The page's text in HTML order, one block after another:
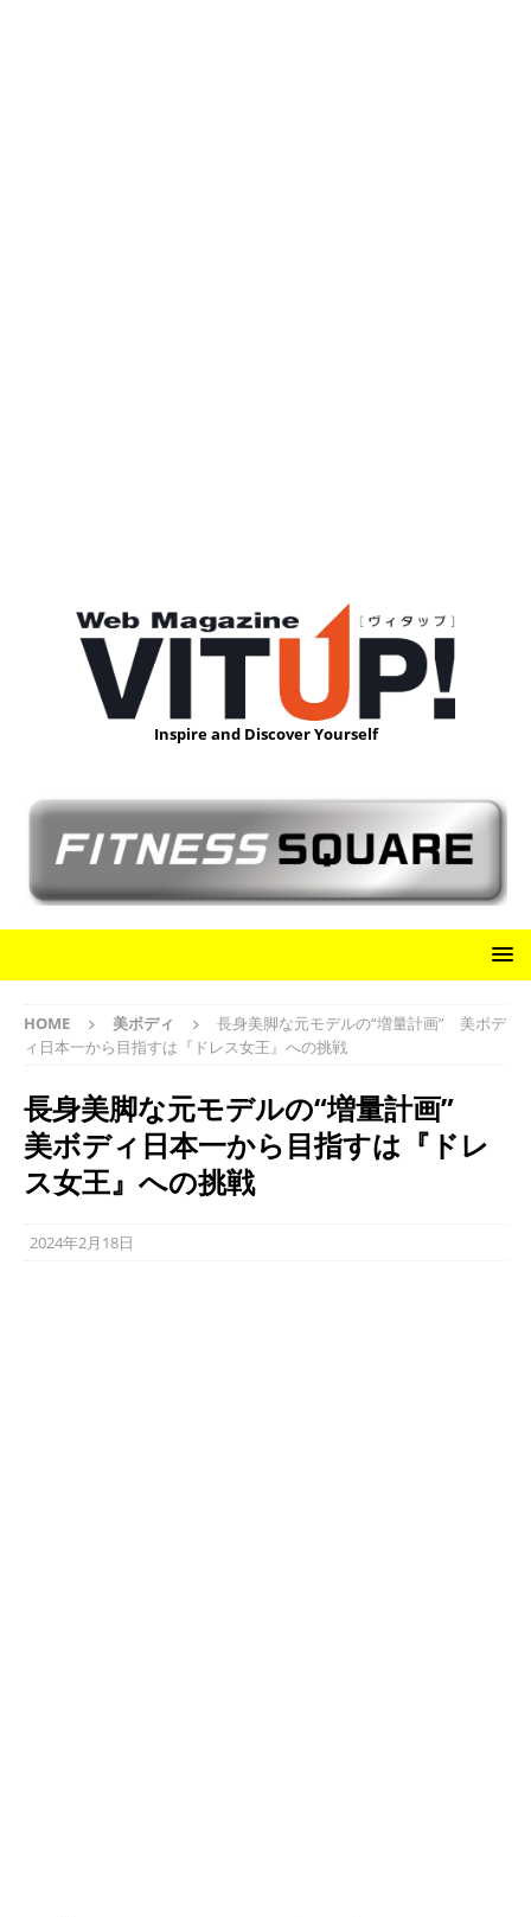
Inspire and Discover Yourself
HOME 美ボディ
長身美脚な元モデルの“増量計画” 美ボデ
ィ日本一から目指すは『ドレス女王』への挑戦
長身美脚な元モデルの“増量計画”
美ボディ日本一から目指すは『ドレ
ス女王』への挑戦
2024年2月18日